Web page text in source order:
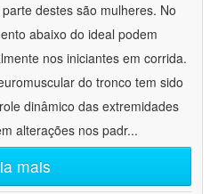
destes são mulheres. No
abaixo do ideal podem
nos iniciantes em corrida.
do tronco tem sido
dinâmico das extremidades
alterações nos padr...
mais